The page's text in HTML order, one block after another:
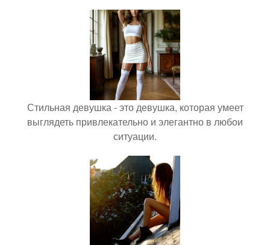
Стильная девушка - это девушка, которая умеет
выглядеть привлекательно и элегантно в любои
ситуации.